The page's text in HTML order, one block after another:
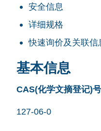
安全信息
详细规格
快速询价及关联信
基本信息
CAS(化学文摘登记)号
127-06-0